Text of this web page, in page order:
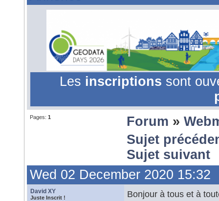
Les inscriptions sont
Pages: 1 Forum »
Sujet
Sujet suivant
Wed 02 December 2020 15:32
David XY
Juste Inscrit !
Bonjour à tous et à